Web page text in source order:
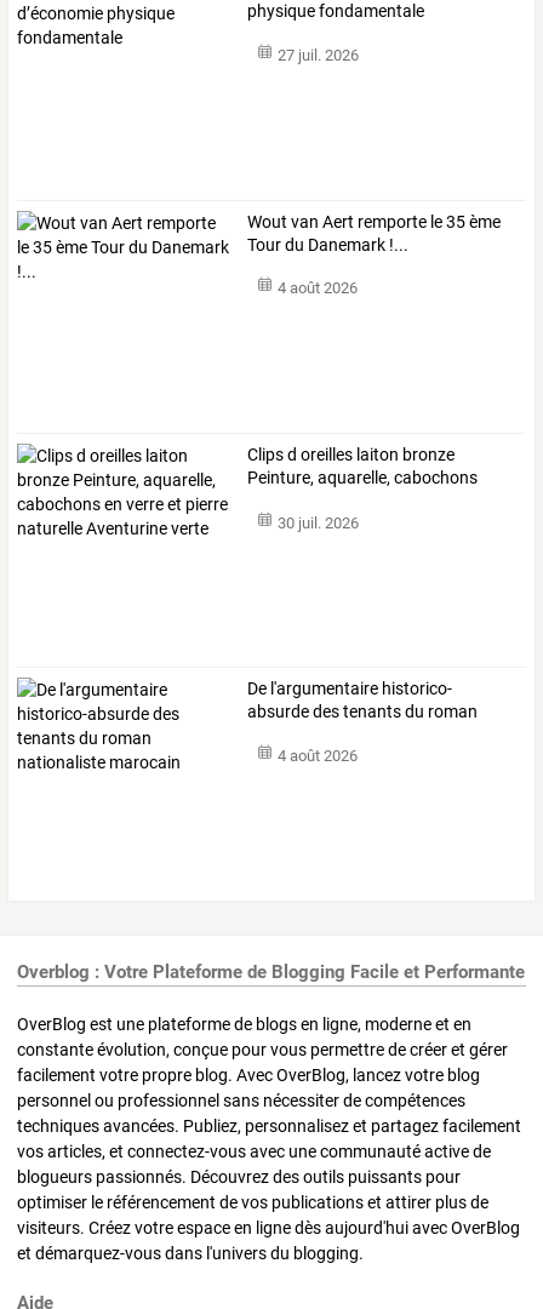
physique fondamentale
27 juil. 2026
Wout van Aert remporte le 35 ème
Tour du Danemark !...
4 août 2026
Clipsd oreilles laiton bronze
Peinture, aquarelle, cabochons
30 juil. 2026
De l'argumentaire historico-
absurdedestenantsdu roman
4 août 2026
Overblog : Votre Plateforme de Blogging Facile et Performante
OverBlog est une plateforme de blogs en ligne, moderne et en
constante évolution, conçue pour vous permettre de créer et gérer
facilement votre propre blog. Avec OverBlog, lancez votre blog
personnel ou professionnel sans nécessiter de compétences
techniques avancées. Publiez, personnalisez et partagez facilement
vos articles, et connectez-vous avec une communauté active de
blogueurs passionnés. Découvrez des outils puissants pour
optimiser le référencement de vos publications et attirer plus de
visiteurs. Créez votre espace en ligne dès aujourd'hui avec OverBlog
et démarquez-vous dans l'univers du blogging.
Aide